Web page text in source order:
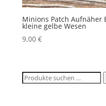
Minions Patch Aufnäher
kleine gelbe Wesen
9,00 €
Suchen